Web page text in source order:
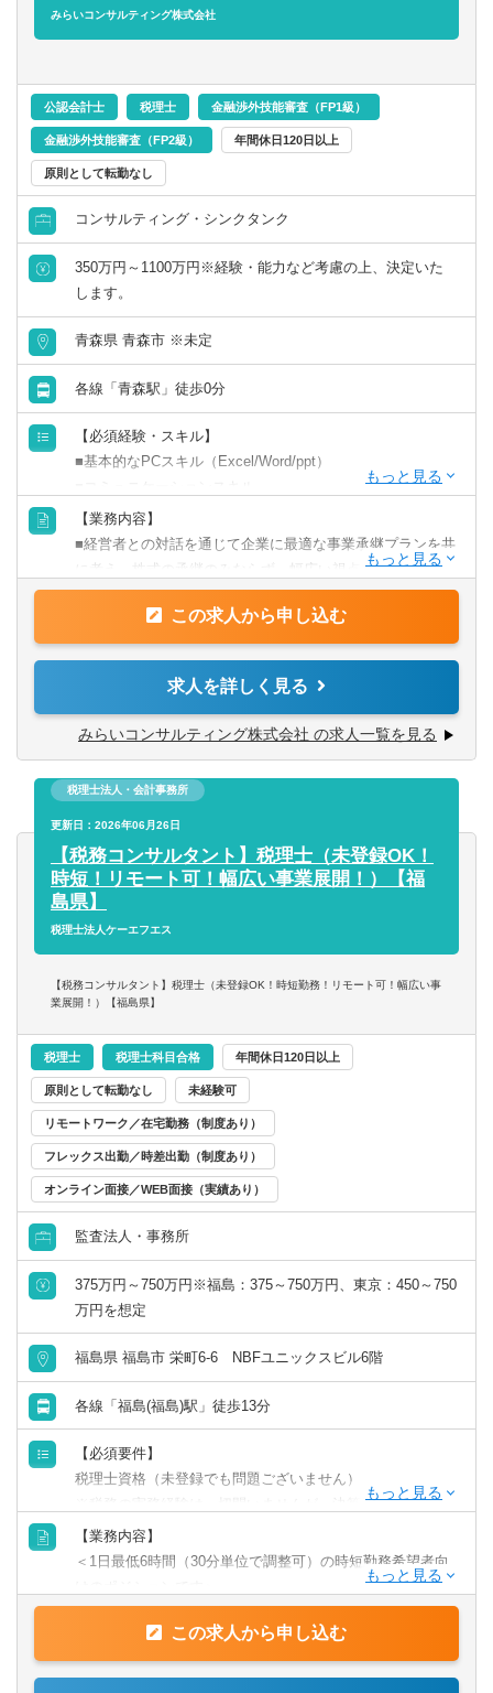
務所・福岡事務所・札幌事務所・名古屋事務所
みらいコンサルティング株式会社
公認会計士 税理士 金融渉外技能審査（FP1級）
金融渉外技能審査（FP2級） 年間休日120日以上
原則として転勤なし
コンサルティング・シンクタンク
350万円～1100万円※経験・能力など考慮の上、決定いた
します。
青森県 青森市 ※未定
各線「青森駅」徒歩0分
【必須経験・スキル】
■基本的なPCスキル（Excel/Word/ppt）
■税理士/実務経験3年以上（一般事業会社経験尚可）
■税理士試験2科目以上合格者/実務経験5年以上（一般事業
会社経験者尚可）
■公認会計士/実務経験3年以上
■公認会計士短答式試験合格者/実務経験3年以上（一般事業
■フィナンシャルプランナー（2級、1級尚可）/実務経験3年
※上記資格がある方以外にも募集しております。
【歓迎経験・スキル】
■監査法人勤務者、会計事務所勤務者、金融機関・証券会社
勤務者の方
【求める人物像】
■個人プレーでなくチームで取組む体制に魅力を感じる方
【業務内容】
■経営者との対話を通じて企業に最適な事業承継プランを共
に考え、株式の承継のみならず、幅広い視点でお客さまの
成長の”実現”を支援します。
【具体的に】
・地域に拠点を置くファミリービジネス企業から、IPOを
目指す成長企業まで、幅広い業種・企業規模のクライアン
トがいます。
共に考え、株式の承継のみならず、幅広い視点でお客様の
成長の”実現”を支援します。事業承継・組織再編の実施によ
り顕在化するさまざまな経営課題に、公認会計士・税理
士・社会保険労務士・司法書士などの専門家がお客さまに
合わせたプロジェクトチ ームを結成し、あらゆる角度から
的確なアドバイスを行いながら、最適な承継プランを作成
・その他、決算支援、財務顧問、組織再編、M&A業務にも
携わっていただくことができます。
この求人から申し込む
求人を詳しく見る
みらいコンサルティング株式会社 の求人一覧を見る
税理士法人・会計事務所
更新日：2026年06月26日
【税務コンサルタント】税理士（未登録OK！
時短！リモート可！幅広い事業展開！）【福
島県】
税理士法人ケーエフエス
【税務コンサルタント】税理士（未登録OK！時短勤務！リモート可！幅広い事
業展開！）【福島県】
税理士 税理士科目合格 年間休日120日以上
原則として転勤なし 未経験可
リモートワーク／在宅勤務（制度あり）
フレックス出勤／時差出勤（制度あり）
オンライン面接／WEB面接（実績あり）
監査法人・事務所
375万円～750万円※福島：375～750万円、東京：450～750
万円を想定
福島県 福島市 栄町6-6 NBFユニックスビル6階
各線「福島(福島)駅」徒歩13分
【必須要件】
税理士資格（未登録でも問題ございません）
※税務の実務経験は一切問いませんが、決算書が読める方
や国税庁ご出身の方からのご応募をお待ちしております。
パートナー税理士、他税務コンサルタントと共にチームで
クライアントの課題解決を行っております。
・東京事務所：東京都内、埼玉県、神奈川県、千葉県、茨
【業務内容】
＜1日最低6時間（30分単位で調整可）の時短勤務希望者向
行う当法人の税務コンサルタント（税理士）を募集してお
ります。
この求人から申し込む